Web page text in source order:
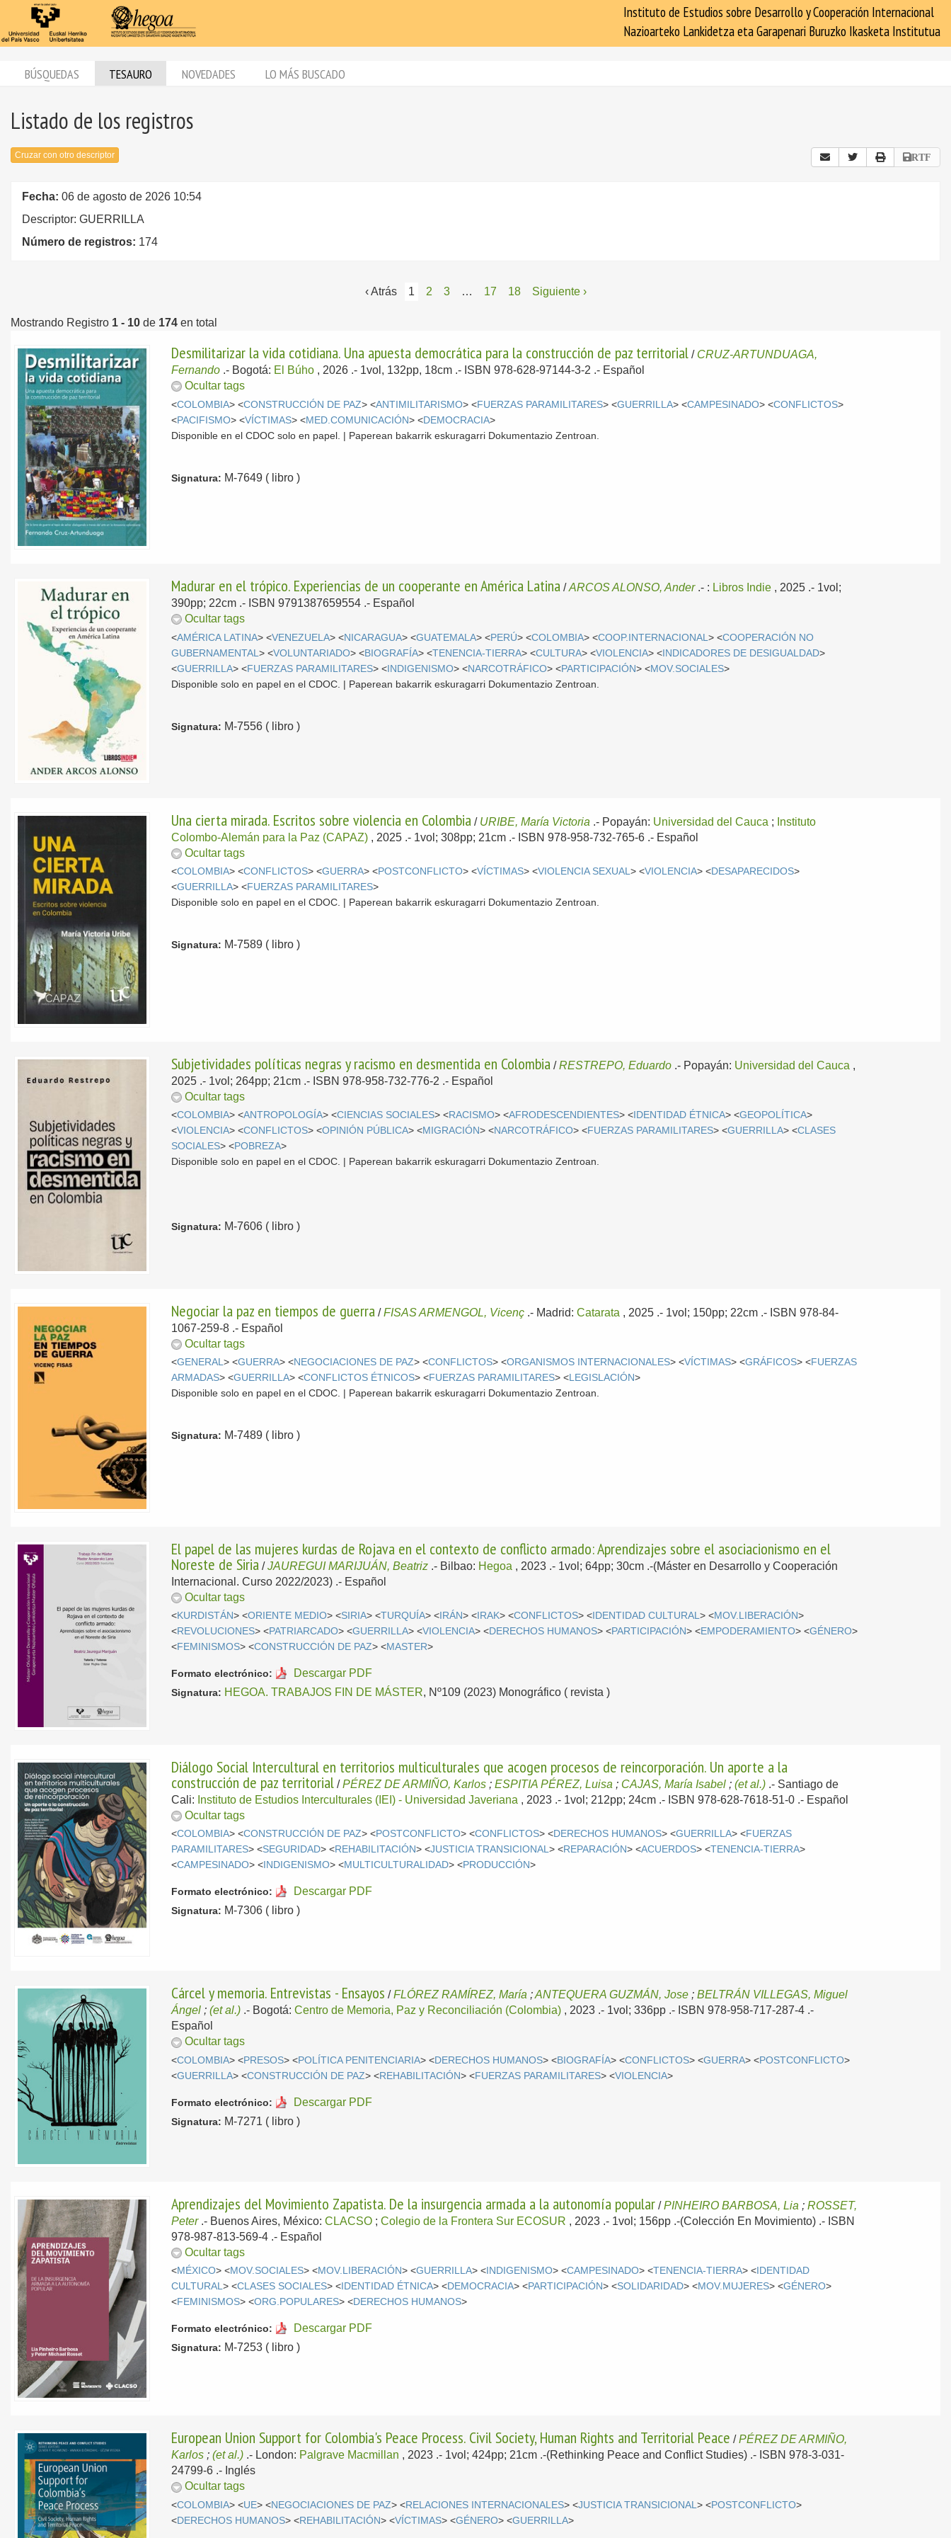
Instituto de Estudios sobre Desarrollo y Cooperación Internacional
Nazioarteko Lankidetza eta Garapenari Buruzko Ikasketa Institutua
BÚSQUEDAS TESAURO NOVEDADES LO MÁS BUSCADO
Listado de los registros
Cruzar con otro descriptor RTF
Fecha: 06 de agosto de 2026 10:54
Descriptor: GUERRILLA
Número de registros: 174
‹ Atrás 1 2 3 … 17 18 Siguiente ›
Mostrando Registro 1 - 10 de 174 en total
Desmilitarizar la vida cotidiana. Una apuesta democrática para la construcción de paz territorial / CRUZ-ARTUNDUAGA,
Fernando .- Bogotá: El Búho , 2026 .- 1vol, 132pp, 18cm .- ISBN 978-628-97144-3-2 .- Español
Ocultar tags
<COLOMBIA> <CONSTRUCCIÓN DE PAZ> <ANTIMILITARISMO> <FUERZAS PARAMILITARES> <GUERRILLA> <CAMPESINADO> <CONFLICTOS>
<PACIFISMO> <VÍCTIMAS> <MED.COMUNICACIÓN> <DEMOCRACIA>
Disponible en el CDOC solo en papel. | Paperean bakarrik eskuragarri Dokumentazio Zentroan.
Signatura: M-7649 ( libro )
Madurar en el trópico. Experiencias de un cooperante en América Latina /ARCOS ALONSO, Ander .- : Libros Indie , 2025 .- 1vol;
390pp; 22cm .- ISBN 9791387659554 .- Español
Ocultar tags
<AMÉRICA LATINA> <VENEZUELA> <NICARAGUA> <GUATEMALA> <PERÚ> <COLOMBIA> <COOP.INTERNACIONAL> <COOPERACIÓN NO
GUBERNAMENTAL> <VOLUNTARIADO> <BIOGRAFÍA> <TENENCIA-TIERRA> <CULTURA> <VIOLENCIA> <INDICADORES DE DESIGUALDAD>
<GUERRILLA> <FUERZAS PARAMILITARES> <INDIGENISMO> <NARCOTRÁFICO> <PARTICIPACIÓN> <MOV.SOCIALES>
Disponible solo en papel en el CDOC. | Paperean bakarrik eskuragarri Dokumentazio Zentroan.
Signatura: M-7556 ( libro )
Una cierta mirada. Escritos sobre violencia en Colombia / URIBE, María Victoria .- Popayán: Universidad del Cauca ; Instituto
Colombo-Alemán para la Paz (CAPAZ) , 2025 .- 1vol; 308pp; 21cm .- ISBN 978-958-732-765-6 .- Español
Ocultar tags
<COLOMBIA> <CONFLICTOS> <GUERRA> <POSTCONFLICTO> <VÍCTIMAS> <VIOLENCIA SEXUAL> <VIOLENCIA> <DESAPARECIDOS>
<GUERRILLA> <FUERZAS PARAMILITARES>
Disponible solo en papel en el CDOC. | Paperean bakarrik eskuragarri Dokumentazio Zentroan.
Signatura: M-7589 ( libro )
Subjetividades políticas negras y racismo en desmentida en Colombia /RESTREPO, Eduardo .- Popayán: Universidad del Cauca ,
2025 .- 1vol; 264pp; 21cm .- ISBN 978-958-732-776-2 .- Español
Ocultar tags
<COLOMBIA> <ANTROPOLOGÍA> <CIENCIAS SOCIALES> <RACISMO> <AFRODESCENDIENTES> < IDENTIDAD ÉTNICA> <GEOPOLÍTICA>
<VIOLENCIA> <CONFLICTOS> <OPINIÓN PÚBLICA> <MIGRACIÓN> <NARCOTRÁFICO> <FUERZAS PARAMILITARES> <GUERRILLA> <CLASES
SOCIALES> <POBREZA>
Disponible solo en papel en el CDOC. | Paperean bakarrik eskuragarri Dokumentazio Zentroan.
Signatura: M-7606 ( libro )
Negociar la paz en tiempos de guerra /FISAS ARMENGOL, Vicenç .- Madrid:Catarata , 2025 .- 1vol; 150pp; 22cm .- ISBN 978-84-
1067-259-8 .- Español
Ocultar tags
<GENERAL> <GUERRA> <NEGOCIACIONES DE PAZ> <CONFLICTOS> <ORGANISMOS INTERNACIONALES> <VÍCTIMAS> <GRÁFICOS> <FUERZAS
ARMADAS> <GUERRILLA> <CONFLICTOS ÉTNICOS> <FUERZAS PARAMILITARES> <LEGISLACIÓN>
Disponible solo en papel en el CDOC. | Paperean bakarrik eskuragarri Dokumentazio Zentroan.
Signatura: M-7489 ( libro )
El papel de las mujeres kurdas de Rojava en el contexto de conflicto armado: Aprendizajes sobre el asociacionismo en el
Noreste de Siria /JAUREGUI MARIJUÁN, Beatriz .- Bilbao: Hegoa , 2023 .- 1vol; 64pp; 30cm .-(Máster en Desarrollo y Cooperación
Internacional. Curso 2022/2023) .- Español
Ocultar tags
<KURDISTÁN> <ORIENTE MEDIO> <SIRIA> <TURQUÍA> < IRÁN> < IRAK> <CONFLICTOS> < IDENTIDAD CULTURAL> <MOV.LIBERACIÓN>
<REVOLUCIONES> <PATRIARCADO> <GUERRILLA> <VIOLENCIA> <DERECHOS HUMANOS> <PARTICIPACIÓN> <EMPODERAMIENTO> <GÉNERO>
<FEMINISMOS> <CONSTRUCCIÓN DE PAZ> <MASTER>
Formato electrónico: Descargar PDF
Signatura: HEGOA. TRABAJOS FIN DE MÁSTER, Nº109 (2023) Monográfico ( revista )
Diálogo Social Intercultural en territorios multiculturales que acogen procesos de reincorporación. Un aporte a la
construcción de paz territorial /PÉREZ DE ARMIÑO, Karlos ;ESPITIA PÉREZ, Luisa ; CAJAS, María Isabel ;(et al.) .- Santiago de
Cali: Instituto de Estudios Interculturales (IEI) - Universidad Javeriana , 2023 .- 1vol; 212pp; 24cm .- ISBN 978-628-7618-51-0 .- Español
Ocultar tags
<COLOMBIA> <CONSTRUCCIÓN DE PAZ> <POSTCONFLICTO> <CONFLICTOS> <DERECHOS HUMANOS> <GUERRILLA> <FUERZAS
PARAMILITARES> <SEGURIDAD> <REHABILITACIÓN> <JUSTICIA TRANSICIONAL> <REPARACIÓN> <ACUERDOS> <TENENCIA-TIERRA>
<CAMPESINADO> < INDIGENISMO> <MULTICULTURALIDAD> <PRODUCCIÓN>
Formato electrónico: Descargar PDF
Signatura: M-7306 ( libro )
Cárcel y memoria. Entrevistas - Ensayos /FLÓREZ RAMÍREZ, María ;ANTEQUERA GUZMÁN, Jose ;BELTRÁN VILLEGAS, Miguel
Ángel ;(et al.) .- Bogotá:Centro de Memoria, Paz y Reconciliación (Colombia) , 2023 .- 1vol; 336pp .- ISBN 978-958-717-287-4 .-
Español
Ocultar tags
<COLOMBIA> <PRESOS> <POLÍTICA PENITENCIARIA> <DERECHOS HUMANOS> <BIOGRAFÍA> <CONFLICTOS> <GUERRA> <POSTCONFLICTO>
<GUERRILLA> <CONSTRUCCIÓN DE PAZ> <REHABILITACIÓN> <FUERZAS PARAMILITARES> <VIOLENCIA>
Formato electrónico: Descargar PDF
Signatura: M-7271 ( libro )
Aprendizajes del Movimiento Zapatista. De la insurgencia armada a la autonomía popular /PINHEIRO BARBOSA, Lia ;ROSSET,
Peter .- Buenos Aires, México:CLACSO ;Colegio de la Frontera Sur ECOSUR , 2023 .- 1vol; 156pp .-(Colección En Movimiento) .- ISBN
978-987-813-569-4 .- Español
Ocultar tags
<MÉXICO> <MOV.SOCIALES> <MOV.LIBERACIÓN> <GUERRILLA> < INDIGENISMO> <CAMPESINADO> <TENENCIA-TIERRA> < IDENTIDAD
CULTURAL> <CLASES SOCIALES> < IDENTIDAD ÉTNICA> <DEMOCRACIA> <PARTICIPACIÓN> <SOLIDARIDAD> <MOV.MUJERES> <GÉNERO>
<FEMINISMOS> <ORG.POPULARES> <DERECHOS HUMANOS>
Formato electrónico: Descargar PDF
Signatura: M-7253 ( libro )
European Union Support for Colombia's Peace Process. Civil Society, Human Rights and Territorial Peace /PÉREZ DE ARMIÑO,
Karlos ;(et al.) .- London: Palgrave Macmillan , 2023 .- 1vol; 424pp; 21cm .-(Rethinking Peace and Conflict Studies) .- ISBN 978-3-031-
24799-6 .- Inglés
Ocultar tags
<COLOMBIA> <UE> <NEGOCIACIONES DE PAZ> <RELACIONES INTERNACIONALES> <JUSTICIA TRANSICIONAL> <POSTCONFLICTO>
<DERECHOS HUMANOS> <REHABILITACIÓN> <VÍCTIMAS> <GÉNERO> <GUERRILLA>